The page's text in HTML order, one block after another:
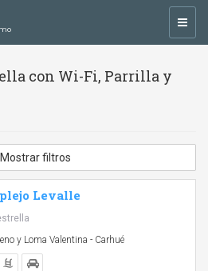
con Wi-Fi, Parrilla y
filtros
Levalle
y Loma Valentina - Carhué